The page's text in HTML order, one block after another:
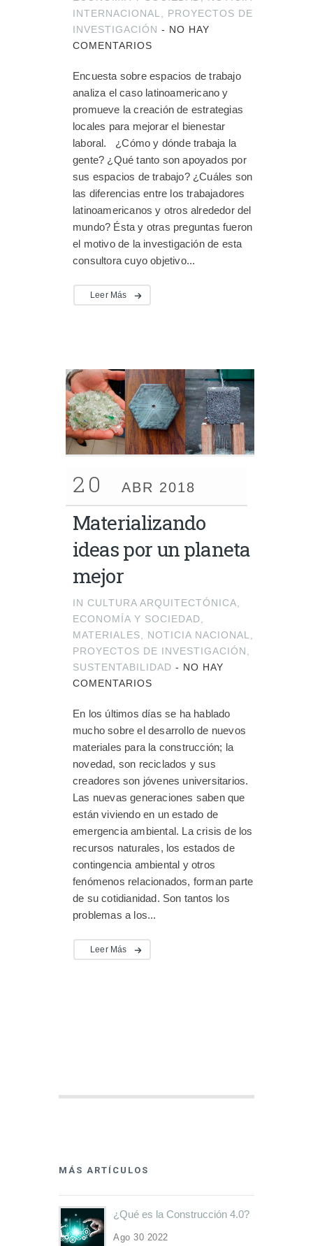
INTERNACIONAL, PROYECTOS DE
INVESTIGACIÓN - NO HAY
COMENTARIOS
Encuesta sobre espacios de trabajo
analiza el caso latinoamericano y
promueve la creación de estrategias
locales para mejorar el bienestar
laboral. ¿Cómo y dónde trabaja la
gente? ¿Qué tanto son apoyados por
sus espacios de trabajo? ¿Cuáles son
las diferencias entre los trabajadores
latinoamericanos y otros alrededor del
mundo? Ésta y otras preguntas fueron
el motivo de la investigación de esta
consultora cuyo objetivo...
Leer Más
20 ABR 2018
Materializando
ideas por un planeta
mejor
IN CULTURA ARQUITECTÓNICA
ECONOMÍA Y SOCIEDAD
MATERIALES
NOTICIA NACIONAL
PROYECTOS DE INVESTIGACIÓN
SUSTENTABILIDAD - NO HAY
COMENTARIOS
En los últimos días se ha hablado
mucho sobre el desarrollo de nuevos
materiales para la construcción; la
novedad, son reciclados y sus
creadores son jóvenes universitarios.
Las nuevas generaciones saben que
están viviendo en un estado de
emergencia ambiental. La crisis de los
recursos naturales, los estados de
contingencia ambiental y otros
fenómenos relacionados, forman parte
de su cotidianidad. Son tantos los
problemas a los...
Leer Más
MÁS ARTÍCULOS
¿Qué es la Construcción 4.0?
Ago 30 2022